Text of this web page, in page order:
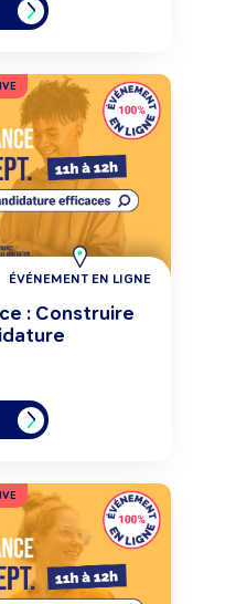
ÉVÉNEMENT EN LIGNE
: Construire